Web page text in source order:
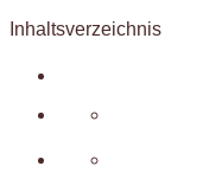
Inhaltsverzeichnis